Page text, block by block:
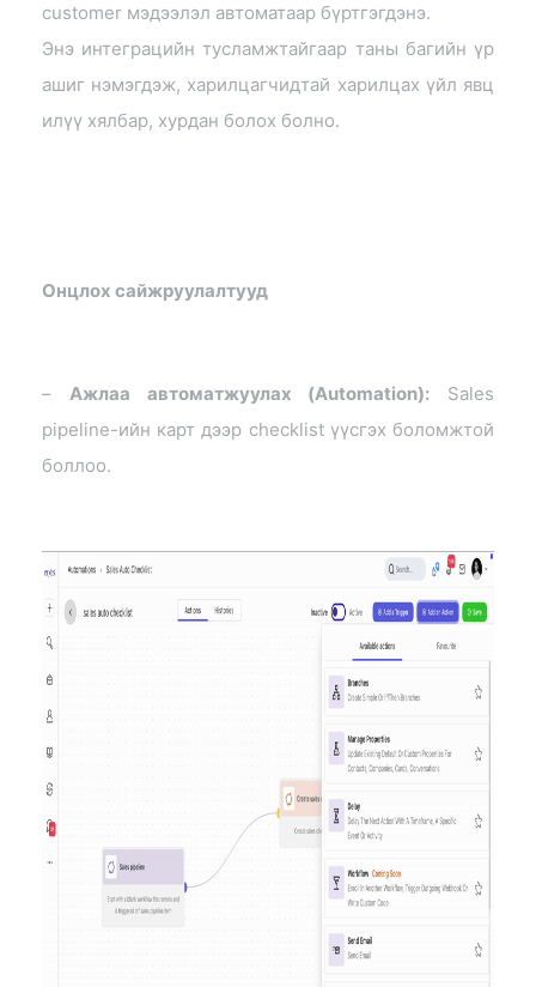
customer мэдээлэл автоматаар бүртгэгдэнэ.
Энэ интеграцийн тусламжтайгаар таны багийн үр
ашиг нэмэгдэж, харилцагчидтай харилцах үйл явц
илүү хялбар, хурдан болох болно.
Онцлох сайжруулалтууд
– Ажлаа автоматжуулах (Automation): Sales
pipeline-ийн карт дээр checklist үүсгэх боломжтой
боллоо.